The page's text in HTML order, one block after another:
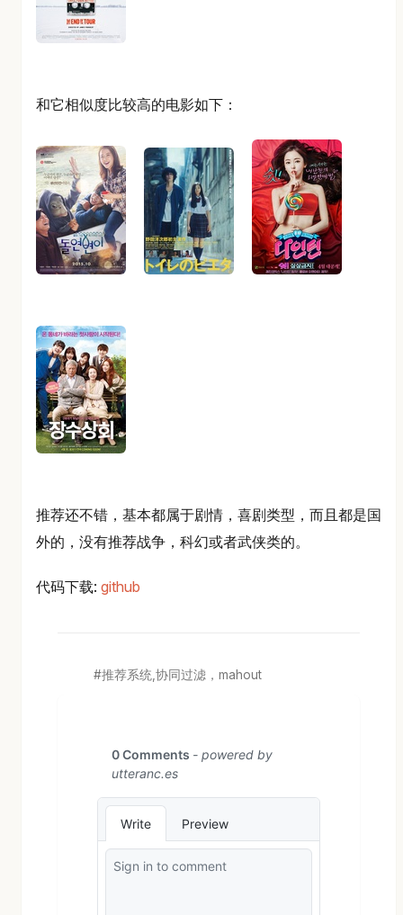
和它相似度比较高的电影如下：
推荐还不错，基本都属于剧情，喜剧类型，而且都是国
外的，没有推荐战争，科幻或者武侠类的。
代码下载: github
推荐系统,协同过滤，mahout